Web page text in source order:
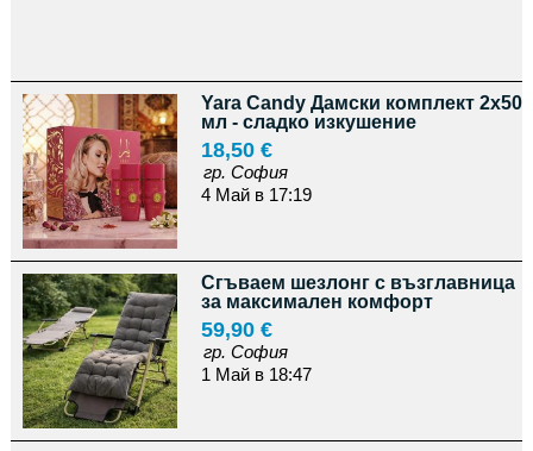
Yara Candy Дамски комплект 2x50
мл - сладко изкушение
18,50 €
гр. София
4 Май в 17:19
Сгъваем шезлонг с възглавница
за максимален комфорт
59,90 €
гр. София
1 Май в 18:47